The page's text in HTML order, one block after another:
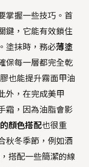
掌握一些技巧。首
鍵，它能有效鎖住
塗抹時，務必薄塗
保每一層都完全乾
也能提升霧面甲油
外，在完成美甲
霜，因為油脂會影
顏色搭配也很重
秋冬季節，例如酒
搭配一些簡潔的線